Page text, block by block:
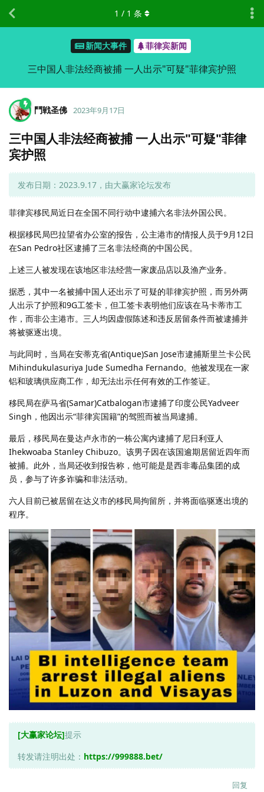
新闻大事件 菲律宾新闻
三中国人非法经商被捕 一人出示"可疑"菲律宾护照
1 / 1 条
鬥戦圣佛 2023年9月17日
三中国人非法经商被捕 一人出示"可疑"菲律
宾护照
发布日期：2023.9.17，由大赢家论坛发布
菲律宾移民局近日在全国不同行动中逮捕六名非法外国公民。
根据移民局巴拉望省办公室的报告，公主港市的情报人员于9月12日
在San Pedro社区逮捕了三名非法经商的中国公民。
上述三人被发现在该地区非法经营一家废品店以及渔产业务。
据悉，其中一名被捕中国人还出示了可疑的菲律宾护照，而另外两
人出示了护照和9G工签卡，但工签卡表明他们应该在马卡蒂市工
作，而非公主港市。三人均因虚假陈述和违反居留条件而被逮捕并
将被驱逐出境。
与此同时，当局在安蒂克省(Antique)San Jose市逮捕斯里兰卡公民
Mihindukulasuriya Jude Sumedha Fernando。他被发现在一家
铝和玻璃供应商工作，却无法出示任何有效的工作签证。
移民局在萨马省(Samar)Catbalogan市逮捕了印度公民Yadveer
Singh，他因出示“菲律宾国籍”的驾照而被当局逮捕。
最后，移民局在曼达卢永市的一栋公寓内逮捕了尼日利亚人
Ihekwoaba Stanley Chibuzo。该男子因在该国逾期居留近四年而
被捕。此外，当局还收到报告称，他可能是是西非毒品集团的成
员，参与了许多诈骗和非法活动。
六人目前已被居留在达义市的移民局拘留所，并将面临驱逐出境的
程序。
[大赢家论坛]提示
转发请注明出处： https://999888.bet/
回复